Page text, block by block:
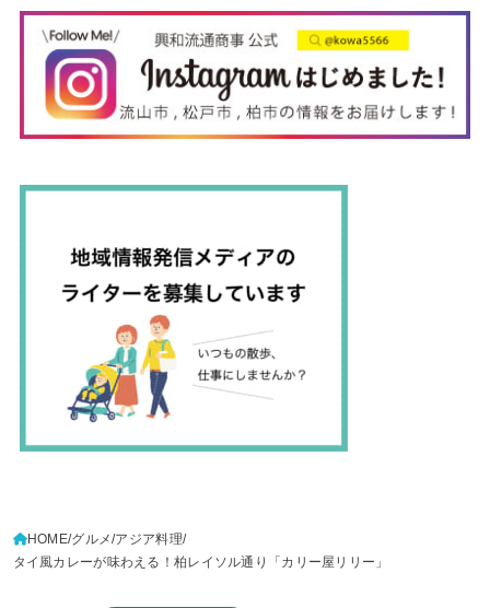
HOME グルメ アジア料理
タイ風カレーが味わえる！柏レイソル通り「カリー屋リリー」